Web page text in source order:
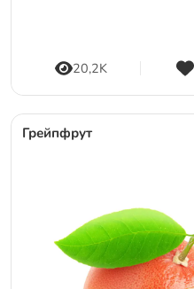
20,2K
Грейпфрут